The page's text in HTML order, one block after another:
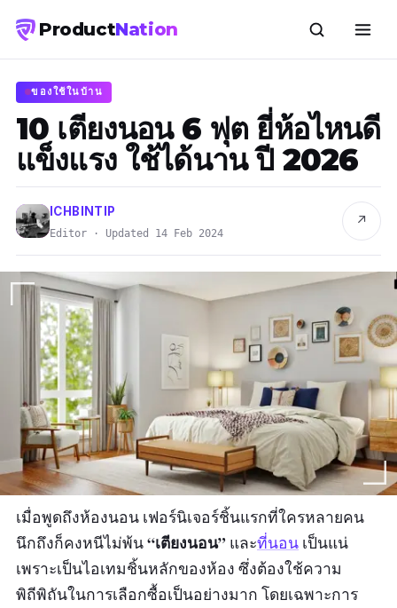
ProductNation
ของใช้ในบ้าน
10 เตียงนอน 6 ฟุต ยี่ห้อไหนดี
แข็งแรง ใช้ได้นาน ปี 2026
ICHBINTIP
Editor · Updated 14 Feb 2024
↗
เมื่อพูดถึงห้องนอน เฟอร์นิเจอร์ชิ้นแรกที่ใครหลายคน
นึกถึงก็คงหนีไม่พ้น“เตียงนอน” และที่นอน เป็นแน่
เพราะเป็นไอเทมชิ้นหลักของห้อง ซึ่งต้องใช้ความ
พิถีพิถันในการเลือกซื้อเป็นอย่างมาก โดยเฉพาะการ